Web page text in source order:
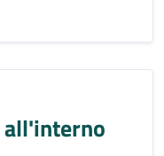
all'interno